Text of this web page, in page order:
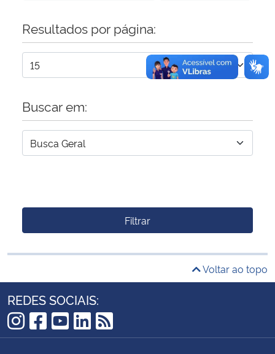
Banco Central do Brasil
Resultados por página:
Buscar em:
Filtrar
Voltar ao topo
REDES SOCIAIS:
Instagram
Facebook
YouTube
LinkedIn
RSS